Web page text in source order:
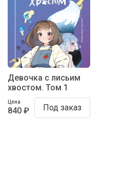
Девочка с лисьим
хвостом. Том 1
Цена
840 ₽ Под заказ